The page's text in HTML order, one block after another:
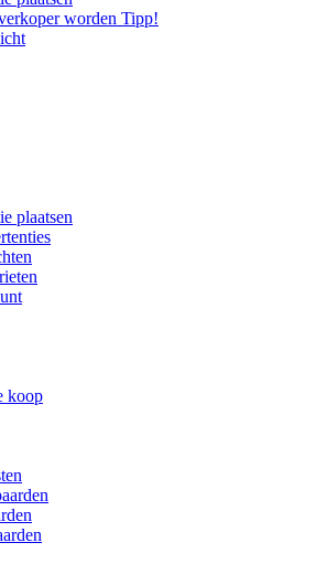
worden Tipp!
plaatsen
koop